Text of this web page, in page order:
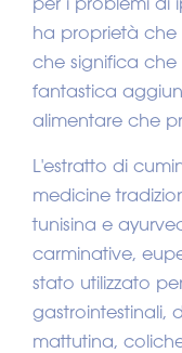
ha proprietà che
che significa
fantastica
alimentare che
L'estratto di
medicine
tunisina e
carminative,
stato utilizzato
gastrointestinali,
mattutina,